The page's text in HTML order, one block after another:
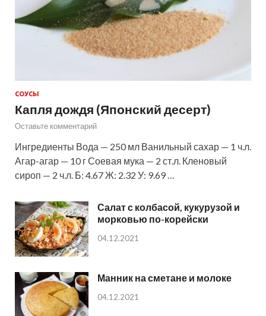
СОУСЫ
Капля дождя (Японский десерт)
Оставьте комментарий
Ингредиенты Вода — 250 мл Ванильный сахар — 1 ч.л.
Агар-агар — 10 г Соевая мука — 2 ст.л. Кленовый
сироп — 2 ч.л. Б: 4.67 Ж: 2.32 У: 9.69 …
Салат с колбасой, кукурузой и
морковью по-корейски
04.12.2021
Манник на сметане и молоке
04.12.2021